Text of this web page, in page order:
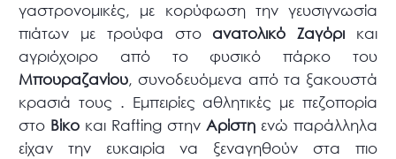
γαστρονομικές, με κορύφωση την γευσιγνωσία
πιάτων με τρούφα στο ανατολικό Ζαγόρι και
αγριόχοιρο από το φυσικό πάρκο του
Μπουραζανίου, συνοδευόμενα από τα ξακουστά
κρασιά τους . Εμπειρίες αθλητικές με πεζοπορία
στο Βίκο και Rafting στηνΑρίστη ενώ παράλληλα
είχαν την ευκαιρία να ξεναγηθούν στα πιο